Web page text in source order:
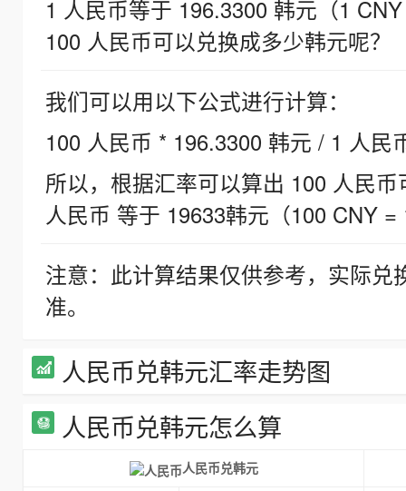
1 人民币等于 196.3300 韩元（1
100 人民币可以兑换成多少韩元呢？
我们可以用以下公式进行计算：
100 人民币 * 196.3300 韩元 / 1 人民
所以，根据汇率可以算出 100 人民
人民币 等于 19633韩元（100 CNY =
注意：此计算结果仅供参考，实际
准。
人民币兑韩元汇率走势图
人民币兑韩元怎么算
人民币兑韩元